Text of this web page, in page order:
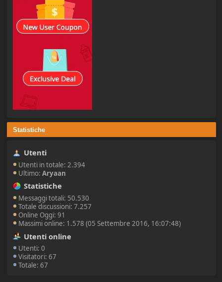
Statistiche
Utenti
Utenti in totale: 2.394
Ultimo:Aryaan
Statistiche
Messaggi totali: 50.530
Totale discussioni: 7.257
Online Oggi: 91
Massimi online: 1.578 (05 Settembre 2016, 16:07:48)
Utenti online
Utenti: 0
Visitatori: 67
Totale: 67